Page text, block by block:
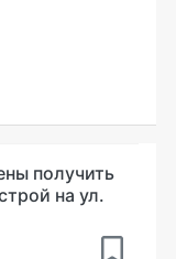
получить
на ул.